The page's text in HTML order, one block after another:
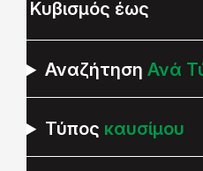
ΑναζήτησηΑνά
Τύπος καυσίμου